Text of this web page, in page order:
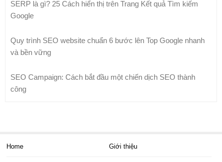
SERP là gì? 25 Cách hiển thị trên Trang Kết quả Tìm kiếm
Google
Quy trình SEO website chuẩn 6 bước lên Top Google nhanh
và bền vững
SEO Campaign: Cách bắt đầu một chiến dịch SEO thành
công
Home Giới thiệu